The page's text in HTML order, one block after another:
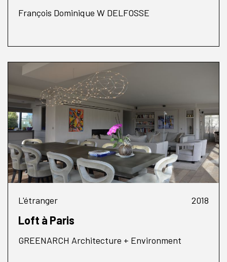
François Dominique W DELFOSSE
L'étranger 2018
Loft à Paris
GREENARCH Architecture + Environment